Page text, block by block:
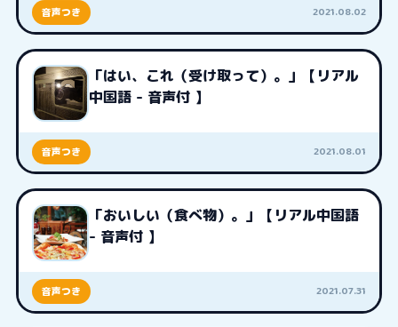
音声つき 2021.08.02
「はい、これ（受け取って）。」【リアル
中国語 - 音声付 】
音声つき 2021.08.01
「おいしい（食べ物）。」【リアル中国語
- 音声付 】
音声つき 2021.07.31